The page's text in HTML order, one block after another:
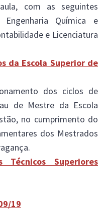
com as seguintes
Engenharia Química e
e Licenciatura
da Escola Superior de
dos ciclos de
de Mestre da Escola
no cumprimento do
dos Mestrados
Técnicos Superiores
19